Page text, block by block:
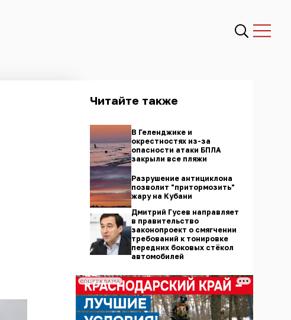
Читайте также
В Геленджике и
окрестностях из-за
опасности атаки БПЛА
закрыли все пляжи
Разрушение антициклона
позволит "притормозить"
жару на Кубани
Дмитрий Гусев направляет
в правительство
законопроект о смягчении
требований к тонировке
передних боковых стёкол
автомобилей
СОЦРЕКЛАМА